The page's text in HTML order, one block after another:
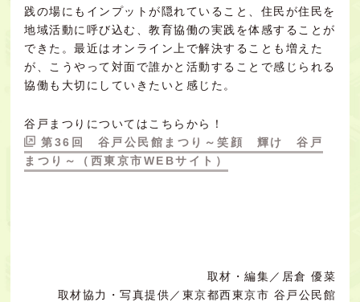
践の場にもインプットが隠れていること、住民が住民を
地域活動に呼び込む、教育協働の実践を体感することが
できた。最近はオンライン上で解決することも増えた
が、こうやって対面で誰かと活動することで感じられる
協働も大切にしていきたいと感じた。
谷戸まつりについてはこちらから！
第36回 谷戸公民館まつり～笑顔 輝け 谷戸
まつり～（西東京市WEBサイト）
取材・編集／居倉 優菜
取材協力・写真提供／東京都西東京市 谷戸公民館